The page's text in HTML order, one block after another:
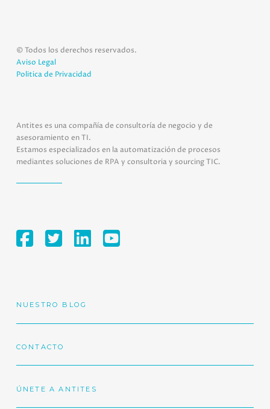
© Todos los derechos reservados.
Aviso Legal
Politica de Privacidad
Antites es una compañía de consultoría de negocio y de
asesoramiento en TI.
Estamos especializados en la automatización de procesos
mediantes soluciones de RPA y consultoria y sourcing TIC.
NUESTRO BLOG
CONTACTO
ÚNETE A ANTITES